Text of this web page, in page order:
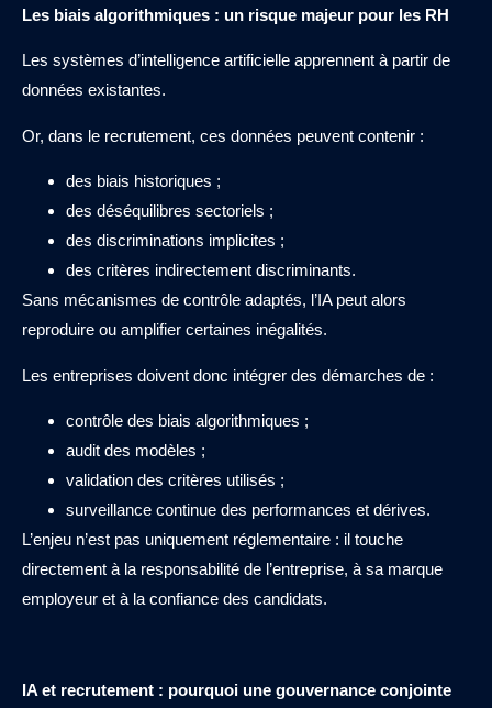
Les biais algorithmiques : un risque majeur pour les RH
Les systèmes d’intelligence artificielle apprennent à partir de
données existantes.
Or, dans le recrutement, ces données peuvent contenir :
des biais historiques ;
des déséquilibres sectoriels ;
des discriminations implicites ;
des critères indirectement discriminants.
Sans mécanismes de contrôle adaptés, l’IA peut alors
reproduire ou amplifier certaines inégalités.
Les entreprises doivent donc intégrer des démarches de :
contrôle des biais algorithmiques ;
audit des modèles ;
validation des critères utilisés ;
surveillance continue des performances et dérives.
L’enjeu n’est pas uniquement réglementaire : il touche
directement à la responsabilité de l’entreprise, à sa marque
employeur et à la confiance des candidats.
IA et recrutement : pourquoi une gouvernance conjointe